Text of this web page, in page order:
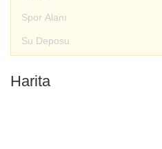
Spor Alanı
Su Deposu
Harita